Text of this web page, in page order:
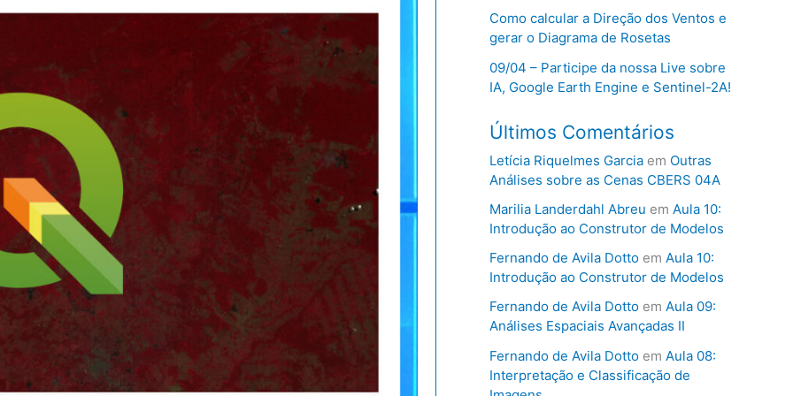
Como calcular a Direção dos Ventos e
gerar o Diagrama de Rosetas
09/04 – Participe da nossa Live sobre
IA, Google Earth Engine e Sentinel-2A!
Últimos Comentários
Letícia Riquelmes Garciaem Outras
Análises sobre as Cenas CBERS 04A
Marilia Landerdahl Abreu em Aula 10:
Introdução ao Construtor de Modelos
Fernando de Avila Dottoem Aula 10:
Introdução ao Construtor de Modelos
Fernando de Avila Dottoem Aula 09:
Análises Espaciais Avançadas II
Fernando de Avila Dottoem Aula 08:
Interpretação e Classificação de